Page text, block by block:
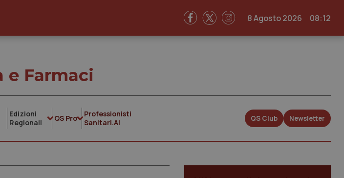
8 Agosto 2026 08:12
e Farmaci
Edizioni
Regionali
QS Pro
Professionisti
Sanitari.AI
QS Club Newsletter